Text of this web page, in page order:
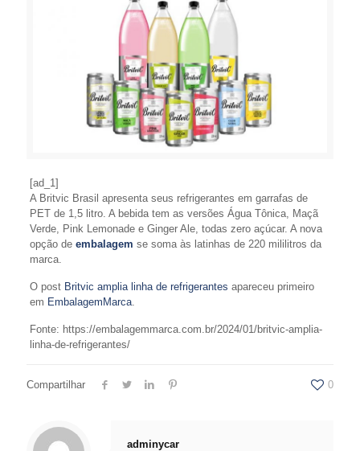
[ad_1]
A Britvic Brasil apresenta seus refrigerantes em garrafas de
PET de 1,5 litro. A bebida tem as versões Água Tônica, Maçã
Verde, Pink Lemonade e Ginger Ale, todas zero açúcar. A nova
opção de embalagem se soma às latinhas de 220 mililitros da
marca.
O post Britvic amplia linha de refrigerantes apareceu primeiro
em EmbalagemMarca.
Fonte: https://embalagemmarca.com.br/2024/01/britvic-amplia-
linha-de-refrigerantes/
Compartilhar 0
adminycar